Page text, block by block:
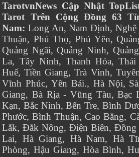
TarotvnNews Cập Nhật
Tarot Trên Cộng Đồng 63
Nam: Long An, Nam Định,
Thuận, Phú Thọ, Phú Yên,
Quảng Ngãi, Quảng Ninh,
La, Tây Ninh, Thanh Hóa,
Huế, Tiền Giang, Trà Vinh,
Vĩnh Phúc, Yên Bái., Hà Nội,
Giang, Bà Rịa - Vũng Tàu, Bạc
Kạn, Bắc Ninh, Bến Tre, Bình
Phước, Bình Thuận, Cao Bằng,
Lắk, Đắk Nông, Điện Biên, Đồng
Lai, Hà Giang, Hà Nam, Hà
Phòng, Hậu Giang, Hòa Bình,